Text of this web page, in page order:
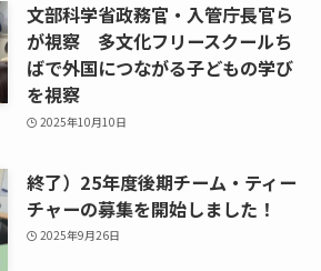
文部科学省政務官・入管庁長官ら
が視察 多文化フリースクールち
ばで外国につながる子どもの学び
を視察
2025年10月10日
終了）25年度後期チーム・ティー
チャーの募集を開始しました！
2025年9月26日